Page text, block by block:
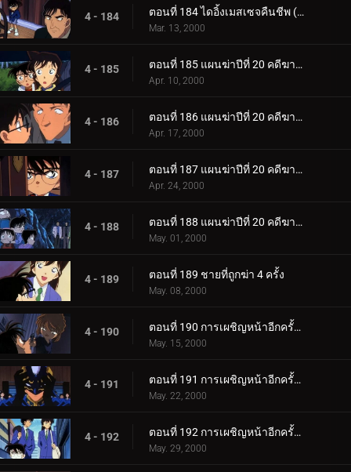
4 - 184 ตอนที่ 184 ไดอิ้งเมสเซจคืนชีพ (ตอนจบ)
Mar. 13, 2000
4 - 185 ตอนที่ 185 แผนฆ่าปีที่ 20 คดีฆาตกรรมต่อเนื่อง ซิมโฟนี่หมายเลข 1 (ตอนพิเศษ ตอนแรก)
Apr. 10, 2000
4 - 186 ตอนที่ 186 แผนฆ่าปีที่ 20 คดีฆาตกรรมต่อเนื่อง ซิมโฟนี่หมายเลข 1 (ตอนพิเศษ ตอนที่ 2)
Apr. 17, 2000
4 - 187 ตอนที่ 187 แผนฆ่าปีที่ 20 คดีฆาตกรรมต่อเนื่อง ซิมโฟนี่หมายเลข 1 (ตอนพิเศษ ตอนที่ 3)
Apr. 24, 2000
4 - 188 ตอนที่ 188 แผนฆ่าปีที่ 20 คดีฆาตกรรมต่อเนื่อง ซิมโฟนี่หมายเลข 1 (ตอนพิเศษ ตอนจบ)
May. 01, 2000
4 - 189 ตอนที่ 189 ชายที่ถูกฆ่า 4 ครั้ง
May. 08, 2000
4 - 190 ตอนที่ 190 การเผชิญหน้าอีกครั้งกับองค์กรชุดดำ (ภาคไฮบาระ)
May. 15, 2000
4 - 191 ตอนที่ 191 การเผชิญหน้าอีกครั้งกับองค์กรชุดดำ (ภาคโคนัน)
May. 22, 2000
4 - 192 ตอนที่ 192 การเผชิญหน้าอีกครั้งกับองค์กรชุดดำ (ภาคไขคดี)
May. 29, 2000